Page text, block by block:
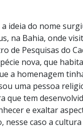
ideia do nome
na Bahia, onde
de Pesquisas do
nova, que
a homenagem
uma pessoa
que tem
e exaltar
nesse caso a